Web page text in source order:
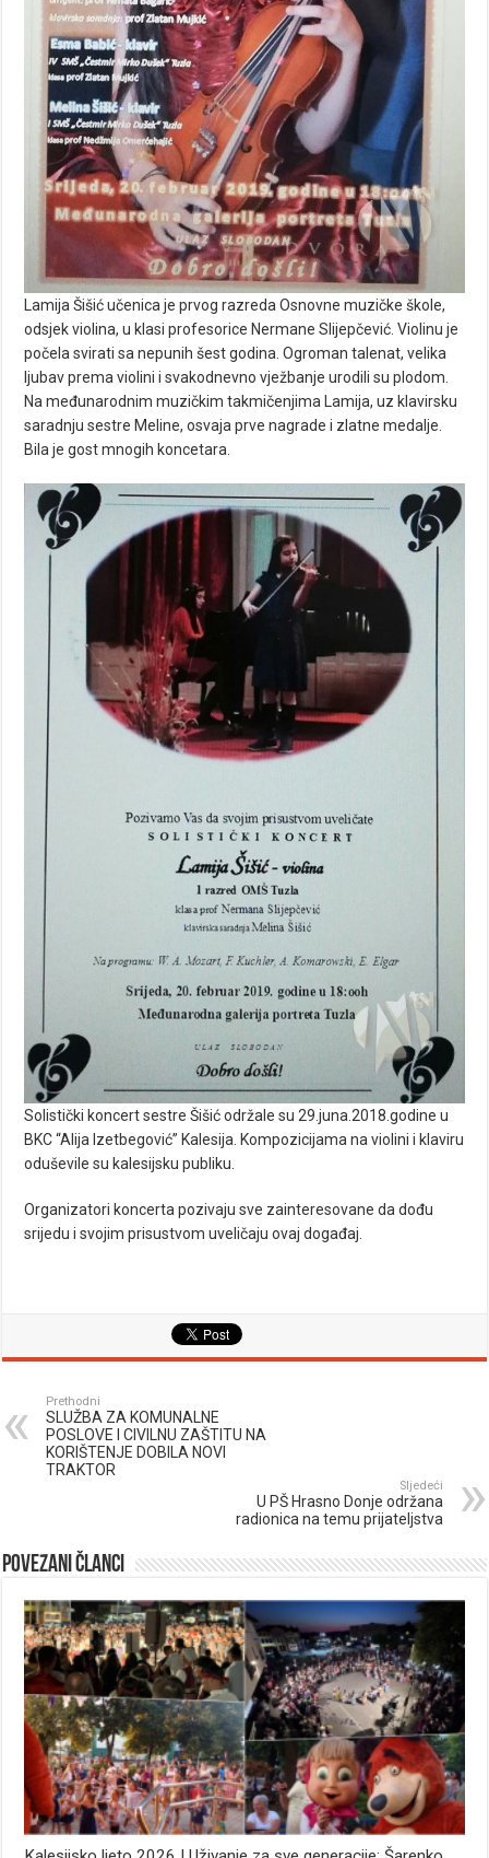
Lamija Šišić učenica je prvog razreda Osnovne muzičke škole,
odsjek violina, u klasi profesorice Nermane Slijepčević. Violinu je
počela svirati sa nepunih šest godina. Ogroman talenat, velika
ljubav prema violini i svakodnevno vježbanje urodili su plodom.
Na međunarodnim muzičkim takmičenjima Lamija, uz klavirsku
saradnju sestre Meline, osvaja prve nagrade i zlatne medalje.
Bila je gost mnogih koncetara.
Solistički koncert sestre Šišić održale su 29.juna.2018.godine u
BKC “Alija Izetbegović” Kalesija. Kompozicijama na violini i klaviru
oduševile su kalesijsku publiku.
Organizatori koncerta pozivaju sve zainteresovane da dođu
srijedu i svojim prisustvom uveličaju ovaj događaj.
Prethodni
SLUŽBA ZA KOMUNALNE
POSLOVE I CIVILNU ZAŠTITU NA
KORIŠTENJE DOBILA NOVI
TRAKTOR
Sljedeći
U PŠ Hrasno Donje održana
radionica na temu prijateljstva
Povezani članci